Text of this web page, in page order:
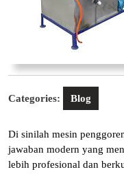
Categories: Blog
Di sinilah mesin
jawaban modern yang
lebih profesional dan